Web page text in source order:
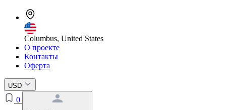
Columbus, United States
О проекте
Контакты
Оферта
USD
0